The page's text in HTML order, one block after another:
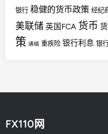
银行 稳健的货币政策 经纪
美联储 英国FCA 货币
策 通缩 重疾险 银行利息 银
FX110网